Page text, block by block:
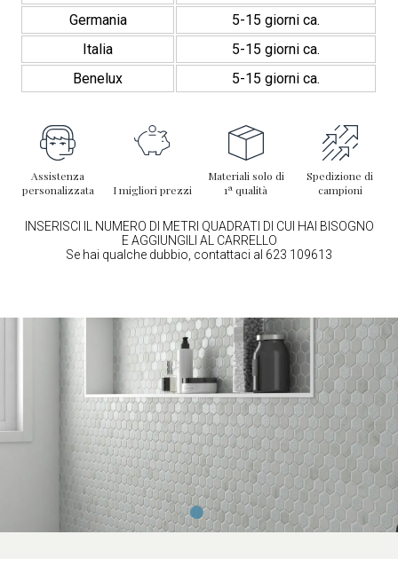
Germania
5-15 giorni ca.
Italia
5-15 giorni ca.
Benelux
5-15 giorni ca.
Assistenza
personalizzata
I migliori prezzi
Materiali solo di
1ª qualità
Spedizione di
campioni
INSERISCI IL NUMERO DI METRI QUADRATI DI CUI HAI BISOGNO
E AGGIUNGILI AL CARRELLO
Se hai qualche dubbio, contattaci al 623 109613